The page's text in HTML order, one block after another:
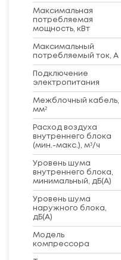
Максимальная
потребляемая
мощность, кВт
Максимальный
потребляемый ток, А
Подключение
электропитания
Межблочный кабель,
мм²
Расход воздуха
внутреннего блока
(мин.-макс.), м³/ч
Уровень шума
внутреннего блока,
минимальный, дБ(А)
Уровень шума
наружного блока,
дБ(А)
Модель
компрессора